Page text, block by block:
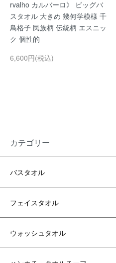
rvalho カルバーロ》 ビッグバ
スタオル 大きめ 幾何学模様 千
鳥格子 民族柄 伝統柄 エスニッ
ク 個性的
6,600円(税込)
カテゴリー
バスタオル
フェイスタオル
ウォッシュタオル